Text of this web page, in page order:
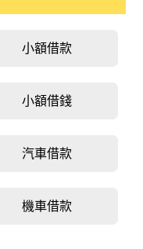
小額借款
小額借錢
汽車借款
機車借款